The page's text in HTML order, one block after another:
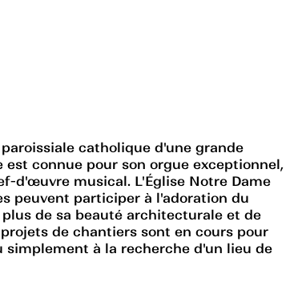
catholique d'une grande
connue pour son orgue exceptionnel,
d'œuvre musical. L'Église Notre Dame
peuvent participer à l'adoration du
de sa beauté architecturale et de
de chantiers sont en cours pour
simplement à la recherche d'un lieu de